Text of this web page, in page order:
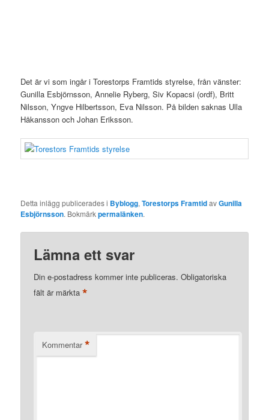
Det är vi som ingår i Torestorps Framtids styrelse, från vänster:
Gunilla Esbjörnsson, Annelie Ryberg, Siv Kopacsi (ordf), Britt
Nilsson, Yngve Hilbertsson, Eva Nilsson. På bilden saknas Ulla
Håkansson och Johan Eriksson.
Detta inlägg publicerades i Byblogg,Torestorps FramtidavGunilla
Esbjörnsson. Bokmärkpermalänken.
Lämna ett svar
Din e-postadress kommer inte publiceras. Obligatoriska
fält är märkta*
Kommentar *